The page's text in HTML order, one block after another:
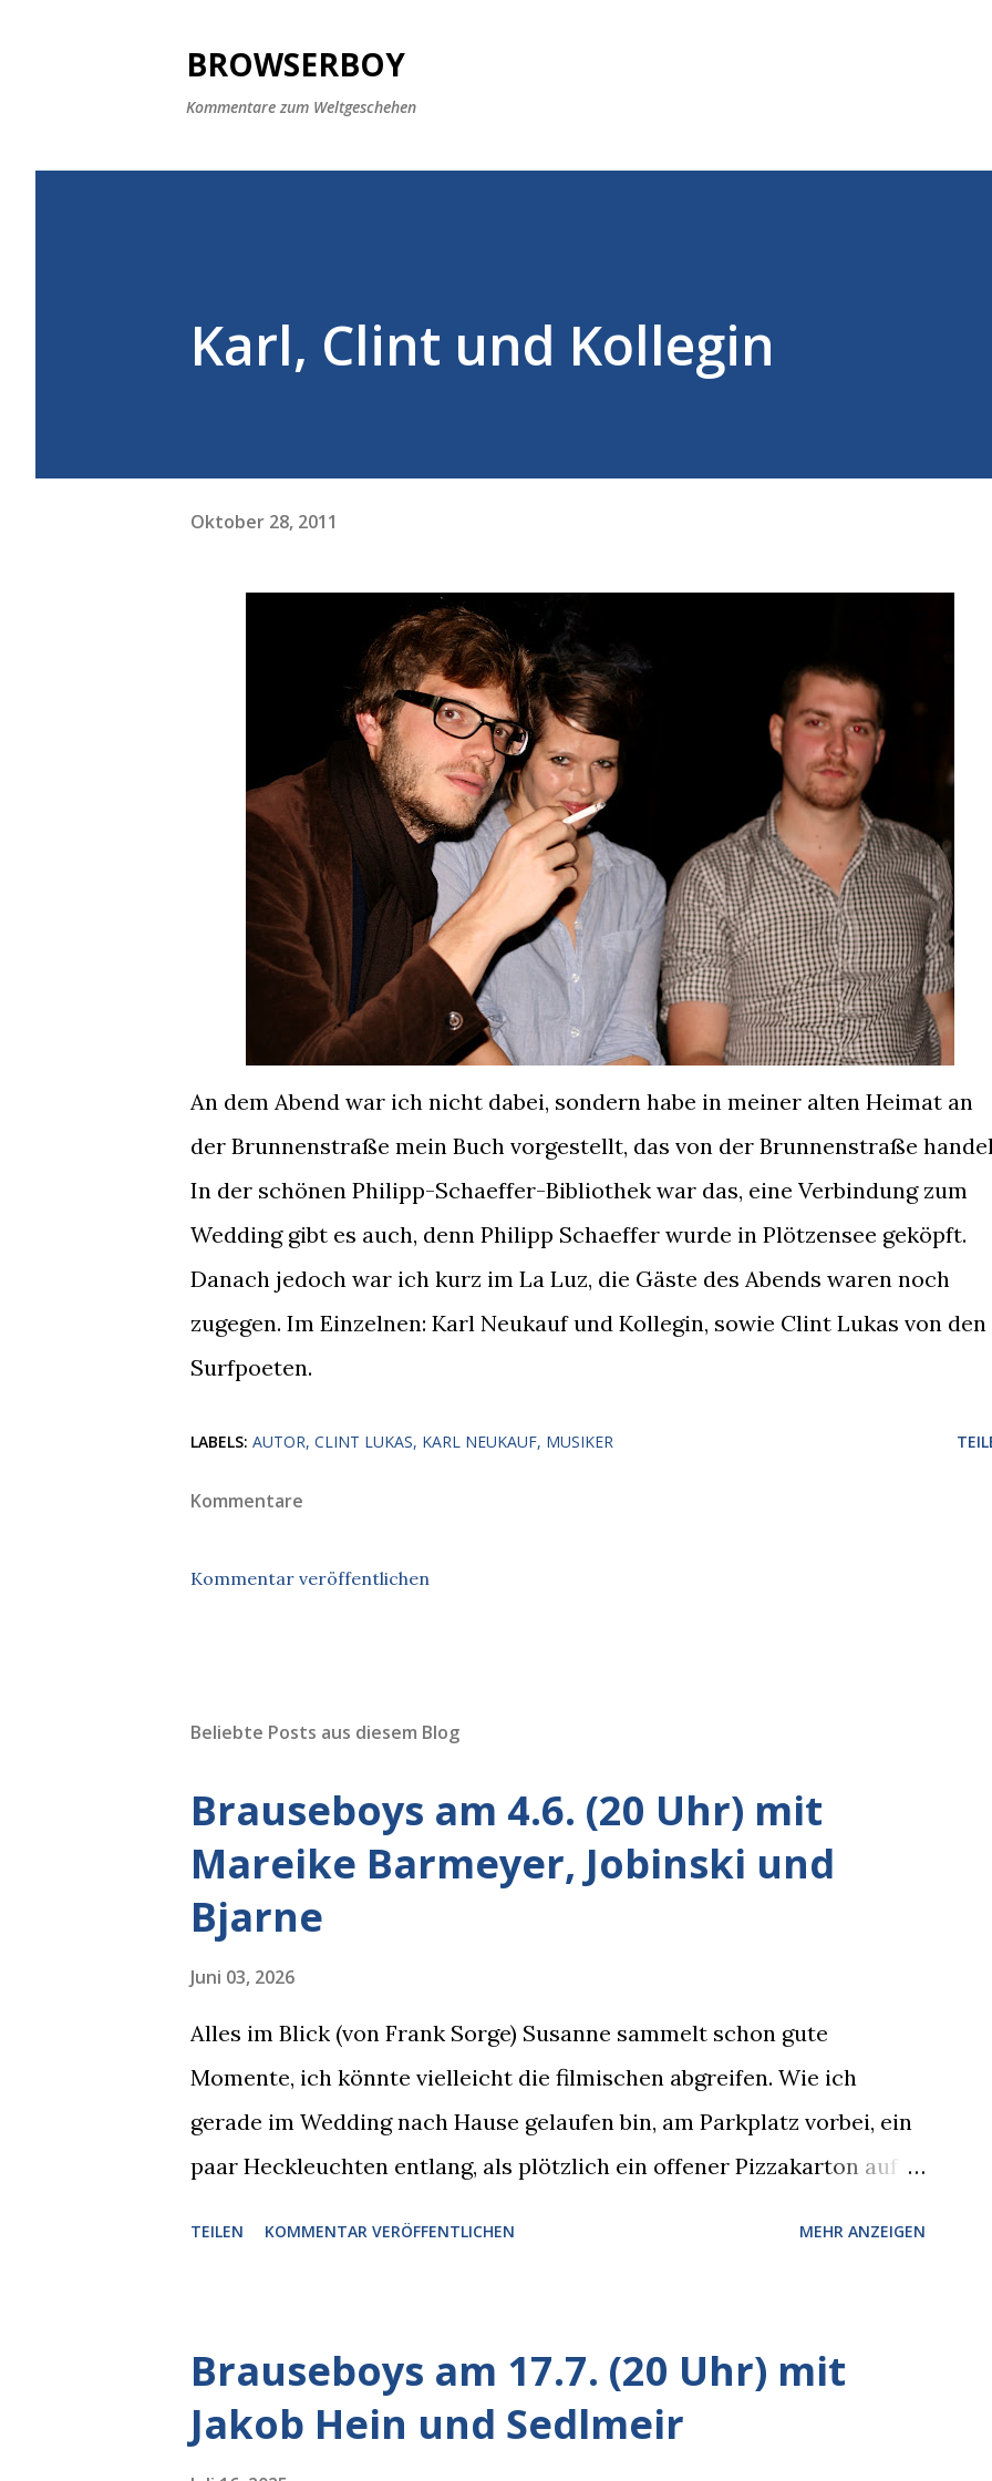
BROWSERBOY
Kommentare zum Weltgeschehen
Karl, Clint und Kollegin
Oktober 28, 2011
An dem Abend war ich nicht dabei, sondern habe in meiner alten Heimat an
der Brunnenstraße mein Buch vorgestellt, das von der Brunnenstraße
In der schönen Philipp-Schaeffer-Bibliothek war das, eine Verbindung zum
Wedding gibt es auch, denn Philipp Schaeffer wurde in Plötzensee geköpft.
Danach jedoch war ich kurz im La Luz, die Gäste des Abends waren noch
zugegen. Im Einzelnen: Karl Neukauf und Kollegin, sowie Clint Lukas von den
Surfpoeten.
LABELS: AUTOR CLINT LUKAS KARL NEUKAUF MUSIKER
Kommentare
Kommentar veröffentlichen
Beliebte Posts aus diesem Blog
Brauseboys am 4.6. (20 Uhr) mit
Mareike Barmeyer, Jobinski und
Bjarne
Juni 03, 2026
Alles im Blick (von Frank Sorge) Susanne sammelt schon gute
Momente, ich könnte vielleicht die filmischen abgreifen. Wie ich
gerade im Wedding nach Hause gelaufen bin, am Parkplatz vorbei, ein
paar Heckleuchten entlang, als plötzlich ein offener Pizzakarton auf
blickte die Krähe und ihn an, er die Krähe und mich, wir lächelten
gleichzeitig amüsiert. “Vorsicht!”, sagte ich zu ihm, “im Wedding muss
TEILEN KOMMENTAR VERÖFFENTLICHEN MEHR ANZEIGEN
Brauseboys am 17.7. (20 Uhr) mit
Jakob Hein und Sedlmeir